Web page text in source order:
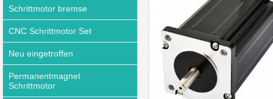
Schrittmotor bremse
CNC Schrittmotor Set
Neu eingetroffen
Permanentmagnet
Schrittmotor